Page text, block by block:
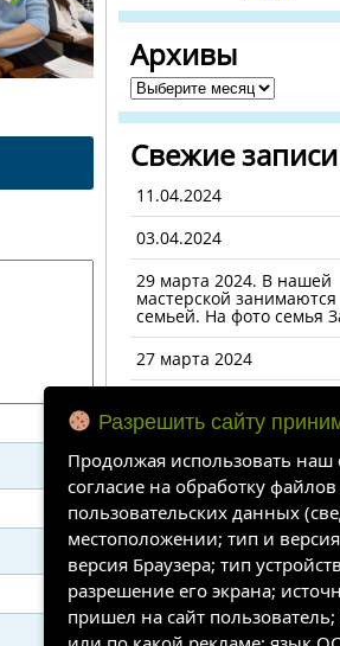
Архивы
Архивы
Свежие записи
11.04.2024
03.04.2024
29 марта 2024. В нашей
мастерской занимаются
семьей. На фото семья
27 марта 2024
Мегино- Кангаласского
для обмена опытом
Свежие
комментарии
Нет комментариев для
просмотра.
Разрешить сайту
Продолжая использовать наш
согласие на обработку
пользовательских данных
местоположении; тип и
версия Браузера; тип
разрешение его экрана;
пришел на сайт пользователь;